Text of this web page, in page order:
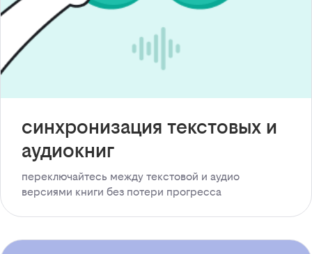
синхронизация текстовых и
аудиокниг
переключайтесь между текстовой и аудио
версиями книги без потери прогресса